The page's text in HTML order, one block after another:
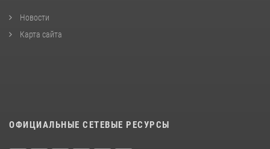
Новости
Карта сайта
ОФИЦИАЛЬНЫЕ СЕТЕВЫЕ РЕСУРСЫ